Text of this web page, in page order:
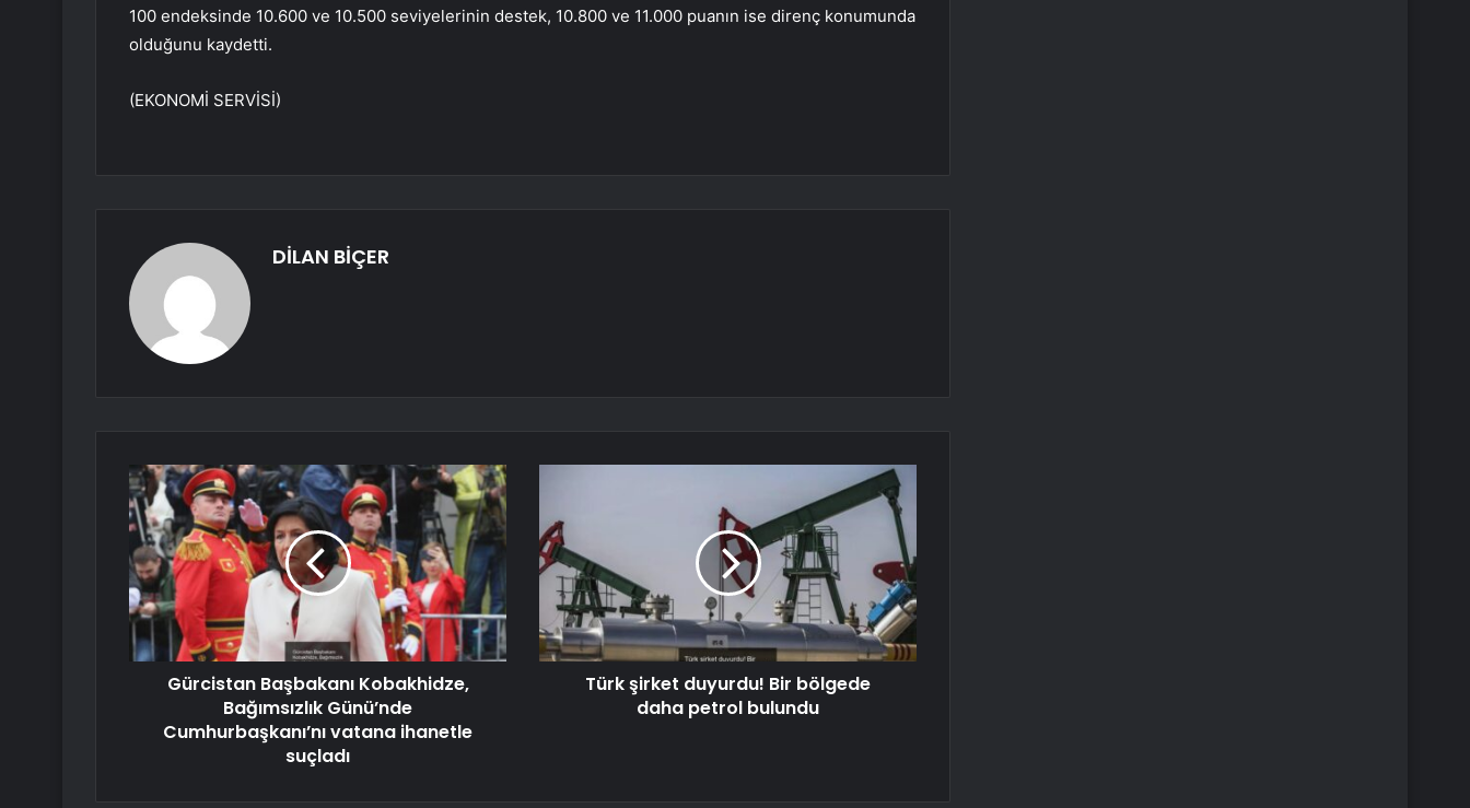
100 endeksinde 10.600 ve 10.500 seviyelerinin destek, 10.800 ve 11.000 puanın ise direnç konumunda
olduğunu kaydetti.
(EKONOMİ SERVİSİ)
DİLAN BİÇER
Gürcistan Başbakanı Kobakhidze,
Bağımsızlık Günü’nde
Cumhurbaşkanı’nı vatana ihanetle
suçladı
Türk şirket duyurdu! Bir bölgede
daha petrol bulundu